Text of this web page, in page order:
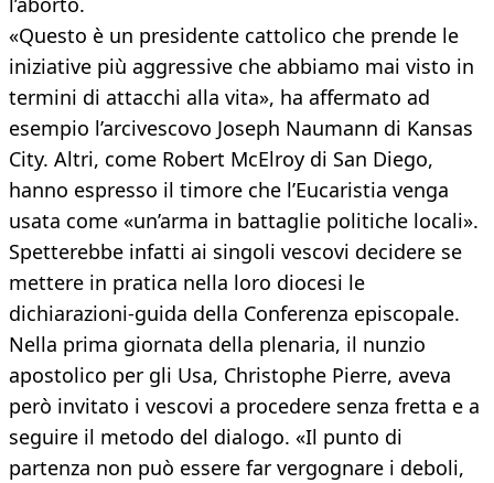
«Questo è un presidente cattolico che prende le
iniziative più aggressive che abbiamo mai visto in
termini di attacchi alla vita», ha affermato ad
esempio l’arcivescovo Joseph Naumann di Kansas
City. Altri, come Robert McElroy di San Diego,
hanno espresso il timore che l’Eucaristia venga
usata come «un’arma in battaglie politiche locali».
Spetterebbe infatti ai singoli vescovi decidere se
mettere in pratica nella loro diocesi le
dichiarazioni-guida della Conferenza episcopale.
Nella prima giornata della plenaria, il nunzio
apostolico per gli Usa, Christophe Pierre, aveva
però invitato i vescovi a procedere senza fretta e a
seguire il metodo del dialogo. «Il punto di
partenza non può essere far vergognare i deboli,